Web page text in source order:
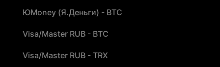
ЮMoney (Я.Деньги) - BTC
Visa/Master RUB - BTC
Visa/Master RUB - TRX